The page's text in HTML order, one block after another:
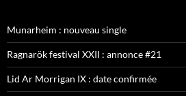
Munarheim : nouveau single
Ragnarök festival XXII : annonce #21
Lid Ar Morrigan IX : date confirmée